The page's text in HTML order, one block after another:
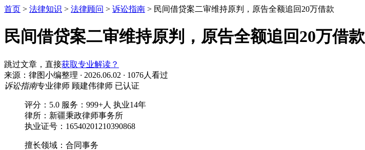
首页 > 法律知识 > 法律顾问 > 诉讼指南 > 民间借贷案二审维持原判，原告全额追回20万借款
民间借贷案二审维持原判，原告全额追回20万借款
跳过文章，直接获取专业解读？
来源：律图小编整理 · 2026.06.02 · 1076人看过
诉讼指南专业律师 顾建伟律师 已认证
评分：5.0 服务：999+人 执业14年
律所：新疆秉政律师事务所
执业证号：16540201210390868
擅长领域：合同事务